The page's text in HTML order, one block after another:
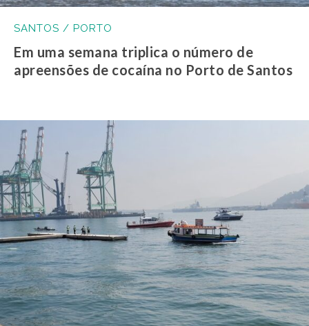
SANTOS / PORTO
Em uma semana triplica o número de
apreensões de cocaína no Porto de Santos